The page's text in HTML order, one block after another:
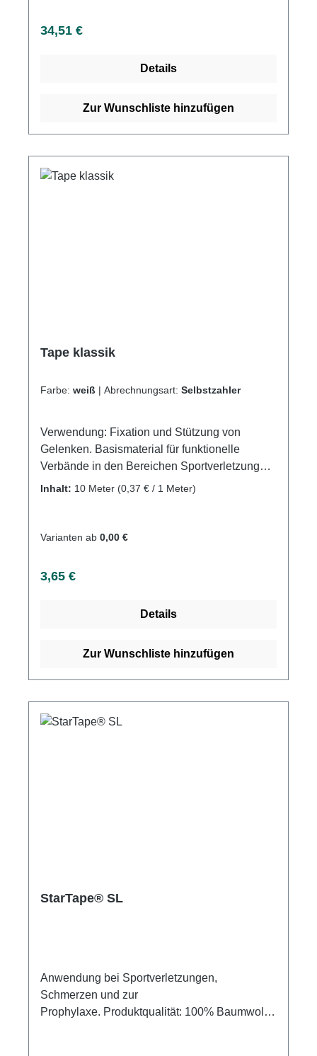
Regulärer Preis:
34,51 €
Details
Zur Wunschliste hinzufügen
Tape klassik
Farbe: weiß | Abrechnungsart: Selbstzahler
Verwendung: Fixation und Stützung von
Gelenken. Basismaterial für funktionelle
Verbände in den Bereichen Sportverletzungen,
Reha und Akutversorgung Produktqualität:
sich hervorragend den Körperkonturen anpasst
Inhalt: 10 Meter (0,37 € / 1 Meter)
Varianten ab 0,00 €
Regulärer Preis:
3,65 €
Details
Zur Wunschliste hinzufügen
StarTape® SL
Anwendung bei Sportverletzungen,
Schmerzen und zur
Prophylaxe. Produktqualität: 100% Baumwolle,